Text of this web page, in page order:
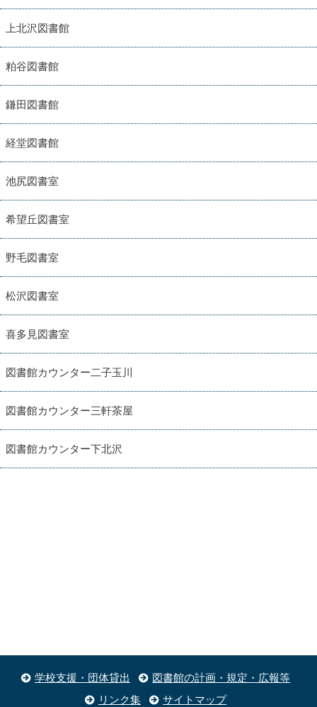
上北沢図書館
粕谷図書館
鎌田図書館
経堂図書館
池尻図書室
希望丘図書室
野毛図書室
松沢図書室
喜多見図書室
図書館カウンター二子玉川
図書館カウンター三軒茶屋
図書館カウンター下北沢
学校支援・団体貸出
図書館の計画・規定・広報等
リンク集
サイトマップ